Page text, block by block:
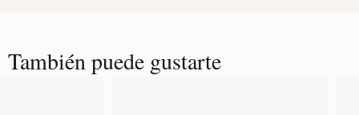
También puede gustarte